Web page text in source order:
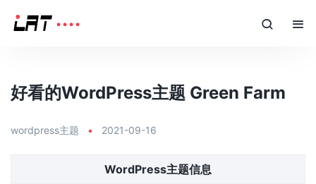
好看的WordPress主题 Green Farm
wordpress主题 • 2021-09-16
WordPress主题信息